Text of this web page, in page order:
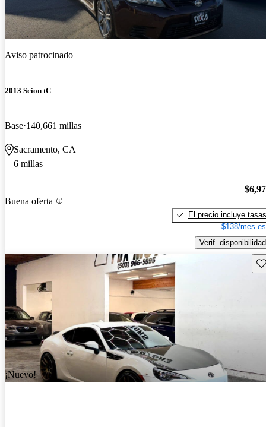
Aviso patrocinado
2013 Scion tC
Base 140,661 millas
Sacramento, CA
6 millas
Buena oferta
El precio incluye tasas
$138/mes
Verif. disponibilidad
¡Nuevo!